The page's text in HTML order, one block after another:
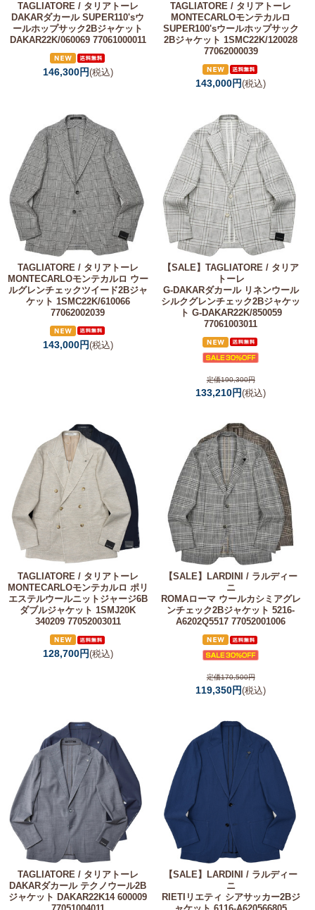
TAGLIATORE / タリアトーレ
DAKARダカール SUPER110'sウ
ールホップサック2Bジャケット
DAKAR22K/060069 77061000011
146,300円(税込)
TAGLIATORE / タリアトーレ
MONTECARLOモンテカルロ
SUPER100'sウールホップサック
2Bジャケット 1SMC22K/120028
77062000039
143,000円(税込)
TAGLIATORE / タリアトーレ
MONTECARLOモンテカルロ ウー
ルグレンチェックツイード2Bジャ
ケット 1SMC22K/610066
77062002039
143,000円(税込)
【SALE】TAGLIATORE / タリア
トーレ
G-DAKARダカール リネンウール
シルクグレンチェック2Bジャケッ
ト G-DAKAR22K/850059
77061003011
定価190,300円
133,210円(税込)
TAGLIATORE / タリアトーレ
MONTECARLOモンテカルロ ポリ
エステルウールニットジャージ6B
ダブルジャケット 1SMJ20K
340209 77052003011
128,700円(税込)
【SALE】
LARDINI / ラルディー
ニ
ROMAローマ ウールカシミアグレ
ンチェック2Bジャケット 5216-
A6202Q5517 77052001006
定価170,500円
119,350円(税込)
TAGLIATORE / タリアトーレ
DAKARダカール テクノウール2B
ジャケット DAKAR22K14 600009
【SALE】LARDINI / ラルディー
ニ
RIETIリエティ シアサッカー2Bジ